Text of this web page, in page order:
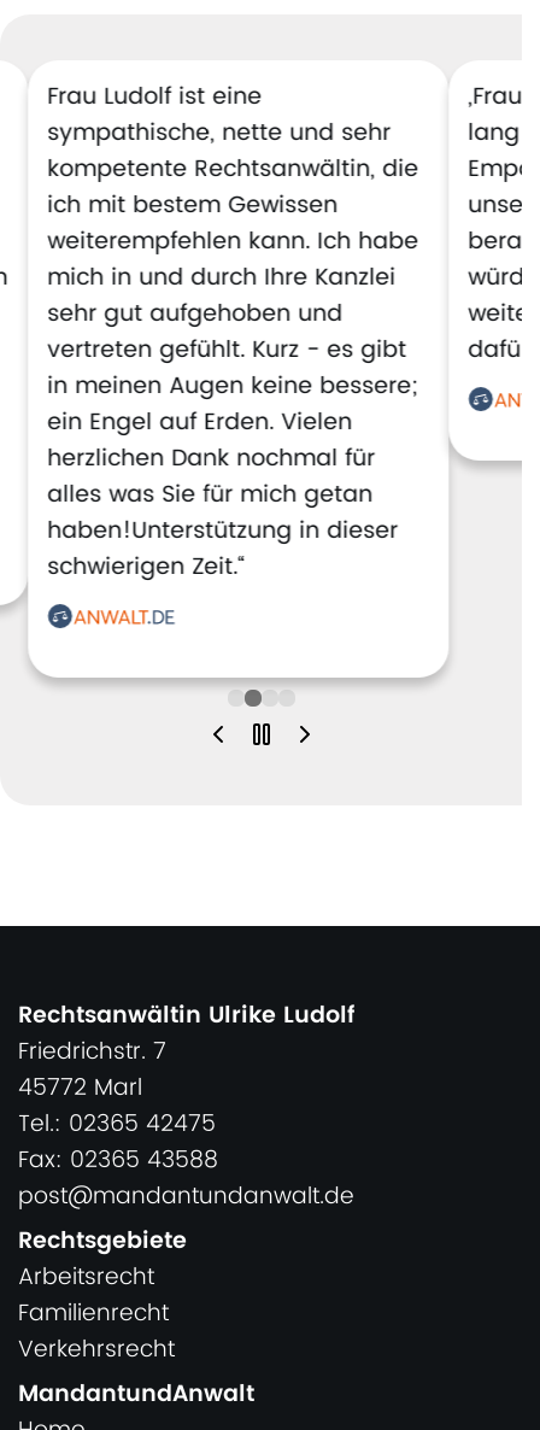
Frau Ludolf ist eine
sympathische, nette und sehr
kompetente Rechtsanwältin, die
ich mit bestem Gewissen
weiterempfehlen kann. Ich habe
mich in und durch Ihre Kanzlei
sehr gut aufgehoben und
vertreten gefühlt. Kurz - es gibt
in meinen Augen keine bessere;
ein Engel auf Erden. Vielen
herzlichen Dank nochmal für
alles was Sie für mich getan
haben!Unterstützung in dieser
schwierigen Zeit.“
lang
Rechtsanwältin Ulrike Ludolf
Friedrichstr. 7
45772 Marl
Tel.: 02365 42475
Fax: 02365 43588
post@mandantundanwalt.de
Rechtsgebiete
Arbeitsrecht
Familienrecht
Verkehrsrecht
MandantundAnwalt